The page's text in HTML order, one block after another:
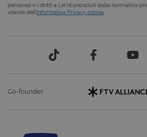
personali e i diritti a Lei riconosciuti dalla normativa
visione dell’Informativa Privacy estesa
Co-founder
Cookie tecnici
Cookie
funzionamento del nostro sito e
essere disattivati. Vengono impostati
visualizzazione del sito e dei suoi
Inoltre, ti permetteranno di navigare